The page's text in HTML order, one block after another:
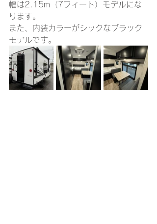
幅は2.15m（7フィート）モデルにな
ります。
また、内装カラーがシックなブラック
モデルです。